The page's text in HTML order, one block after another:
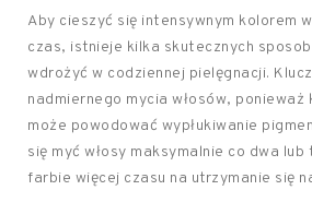
Aby cieszyć się intensywnym kolorem
czas, istnieje kilka skutecznych
wdrożyć w codziennej pielęgnacji.
nadmiernego mycia włosów,
może powodować wypłukiwanie
się myć włosy maksymalnie co dwa
farbie więcej czasu na utrzymanie się